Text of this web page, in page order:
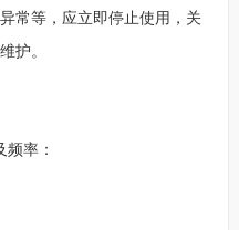
常等，应立即停止使用，关
护。
频率：